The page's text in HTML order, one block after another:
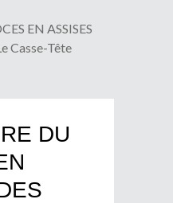
EN ASSISES
Casse-Tête
DU